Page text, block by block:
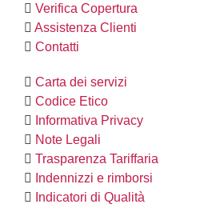
Verifica Copertura
Assistenza Clienti
Contatti
Carta dei servizi
Codice Etico
Informativa Privacy
Note Legali
Trasparenza Tariffaria
Indennizzi e rimborsi
Indicatori di Qualità